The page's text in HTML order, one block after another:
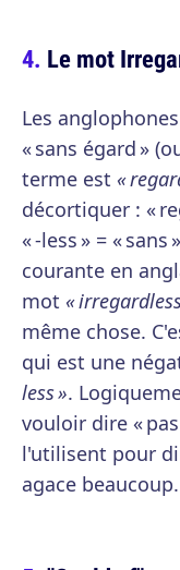
Le mot
Les
« sans égard »
terme est «
décortiquer : «
« -less » = «
courante en
mot «
même chose.
qui est une
less ».
vouloir dire «
l'utilisent pour
agace beaucoup.